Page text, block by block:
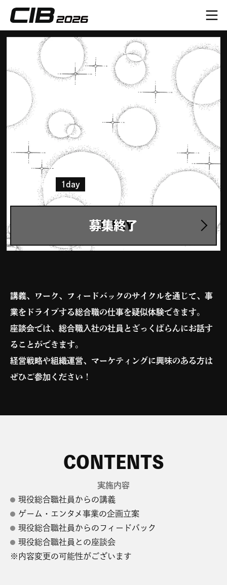
総合職 1day
事業をドライブするコロプラ総合職を体験！
ENTRY
講義、ワーク、フィードバックのサイクルを通じて、事
業をドライブする総合職の仕事を疑似体験できます。
座談会では、総合職入社の社員とざっくばらんにお話す
ることができます。
経営戦略や組織運営、マーケティングに興味のある方は
ぜひご参加ください！
実施内容
現役総合職社員からの講義
ゲーム・エンタメ事業の企画立案
現役総合職社員からのフィードバック
現役総合職社員との座談会
※内容変更の可能性がございます